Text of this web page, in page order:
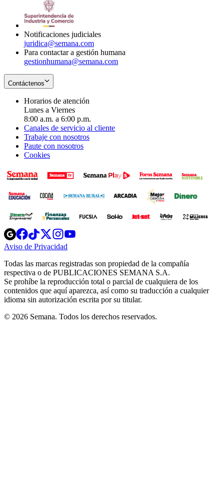
Notificaciones judiciales
juridica@semana.com
Para contactar a gestión humana
gestionhumana@semana.com
Contáctenos
Horarios de atención
Lunes a Viernes
8:00 a.m. a 6:00 p.m.
Canales de servicio al cliente
Trabaje con nosotros
Paute con nosotros
Cookies
Opens
in
new
Opens
in
new
Opens
in
new
window
Opens
new
windowwindow
Aviso de Privacidad
new
window
Todas las marcas registradas son propiedad de la compañía
respectiva o de PUBLICACIONES SEMANA S.A.
Se prohíbe la reproducción total o parcial de cualquiera de los
contenidos que aquí aparezca, así como su traducción a cualquier
idioma sin autorización escrita por su titular.
© 2026 Semana. Todos los derechos reservados.